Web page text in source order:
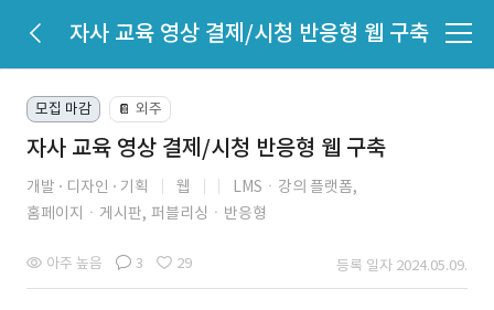
자사 교육 영상 결제/시청 반응형 웹 구축
모집 마감 📔 외주
자사 교육 영상 결제/시청 반응형 웹 구축
개발 디자인 기획 웹
LMSㆍ강의 플랫폼,
홈페이지ㆍ게시판, 퍼블리싱ㆍ반응형
아주 높음 3 29 등록 일자 2024.05.09.